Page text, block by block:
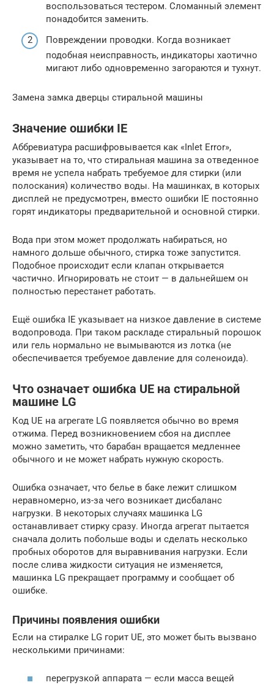
воспользоваться тестером. Сломанный элемент
понадобится заменить.
Повреждении проводки. Когда возникает
подобная неисправность, индикаторы хаотично
мигают либо одновременно загораются и тухнут.
Замена замка дверцы стиральной машины
Значение ошибки IE
Аббревиатура расшифровывается как «Inlet Error»,
указывает на то, что стиральная машина за отведенное
время не успела набрать требуемое для стирки (или
полоскания) количество воды. На машинках, в которых
дисплей не предусмотрен, вместо ошибки IE постоянно
горят индикаторы предварительной и основной стирки.
Вода при этом может продолжать набираться, но
намного дольше обычного, стирка тоже запустится.
Подобное происходит если клапан открывается
частично. Игнорировать не стоит — в дальнейшем он
полностью перестанет работать.
Ещё ошибка IE указывает на низкое давление в системе
водопровода. При таком раскладе стиральный порошок
или гель нормально не вымываются из лотка (не
обеспечивается требуемое давление для соленоида).
Что означает ошибка UE на стиральной
машине LG
Код UE на агрегате LG появляется обычно во время
отжима. Перед возникновением сбоя на дисплее
можно заметить, что барабан вращается медленнее
обычного и не может набрать нужную скорость.
Ошибка означает, что белье в баке лежит слишком
неравномерно, из-за чего возникает дисбаланс
нагрузки. В некоторых случаях машинка LG
останавливает стирку сразу. Иногда агрегат пытается
сначала долить побольше воды и сделать несколько
пробных оборотов для выравнивания нагрузки. Если
после слива жидкости ситуация не изменяется,
машинка LG прекращает программу и сообщает об
ошибке.
Причины появления ошибки
Если на стиралке LG горит UE, это может быть вызвано
несколькими причинами:
перегрузкой аппарата — если масса вещей